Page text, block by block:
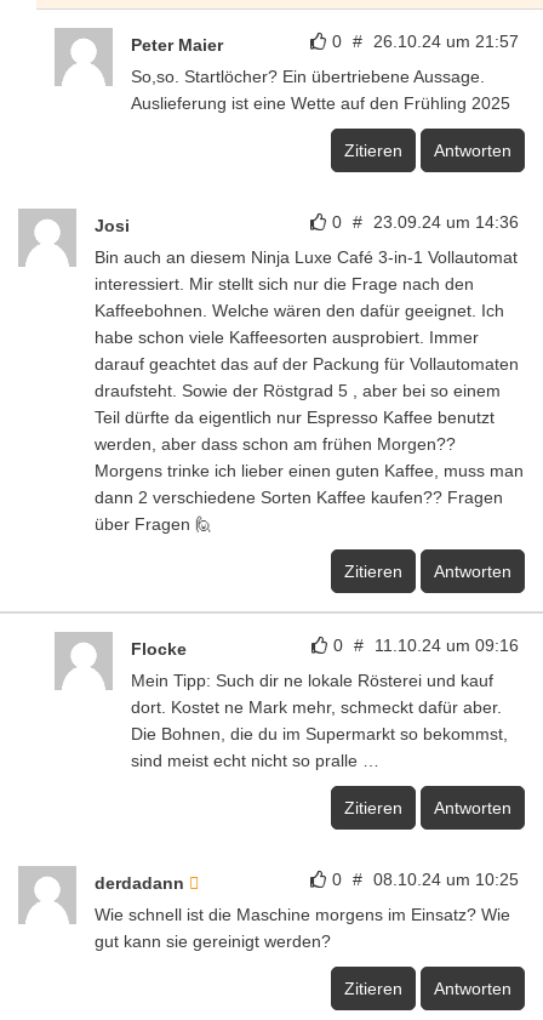
0 # 26.10.24 um 21:57
Peter Maier
So,so. Startlöcher? Ein übertriebene Aussage.
Auslieferung ist eine Wette auf den Frühling 2025
Zitieren Antworten
0 # 23.09.24 um 14:36
Josi
Bin auch an diesem Ninja Luxe Café 3-in-1 Vollautomat
interessiert. Mir stellt sich nur die Frage nach den
Kaffeebohnen. Welche wären den dafür geeignet. Ich
habe schon viele Kaffeesorten ausprobiert. Immer
darauf geachtet das auf der Packung für Vollautomaten
draufsteht. Sowie der Röstgrad 5 , aber bei so einem
Teil dürfte da eigentlich nur Espresso Kaffee benutzt
werden, aber dass schon am frühen Morgen??
Morgens trinke ich lieber einen guten Kaffee, muss man
dann 2 verschiedene Sorten Kaffee kaufen?? Fragen
über Fragen 🙋
Zitieren Antworten
0 # 11.10.24 um 09:16
Flocke
Mein Tipp: Such dir ne lokale Rösterei und kauf
dort. Kostet ne Mark mehr, schmeckt dafür aber.
Die Bohnen, die du im Supermarkt so bekommst,
sind meist echt nicht so pralle …
Zitieren Antworten
0 # 08.10.24 um 10:25
derdadann
Wie schnell ist die Maschine morgens im Einsatz? Wie
gut kann sie gereinigt werden?
Zitieren Antworten